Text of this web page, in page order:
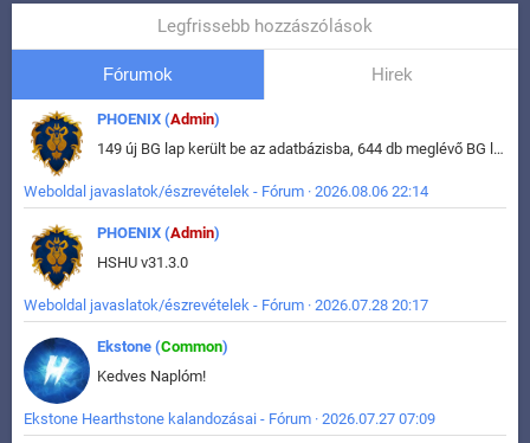
Legfrissebb hozzászólások
Fórumok Hirek
PHOENIX (Admin)
149 új BG lap került be az adatbázisba, 644 db meglévő BG lap módosult, bekerültek az új képek a megváltozott lapokhoz is.
Weboldal javaslatok/észrevételek - Fórum · 2026.08.06 22:14
PHOENIX (Admin)
HSHU v31.3.0
Weboldal javaslatok/észrevételek - Fórum · 2026.07.28 20:17
Ekstone (Common)
Kedves Naplóm!
Ekstone Hearthstone kalandozásai - Fórum · 2026.07.27 07:09